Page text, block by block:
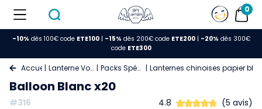
0
-10% dès 100€ code ETE100| -15% dès 200€ code ETE200| -20% dès 300€
code ETE300
Accueil Lanterne Volante Packs Spéciaux Lanternes chinoises papier
Balloon Blanc x20
#316 4.8 (5 avis)